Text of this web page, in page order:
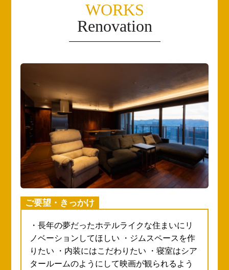
WORKS
Renovation
ご要望・きっかけ
・母のために生活動線を良く、オシャレにし
たい ・冬でも暖かい住まいになるよう、断熱
性を高めたい ・各部屋の入口にある段差を無
くして安全に移動できるようにしたい ・キッ